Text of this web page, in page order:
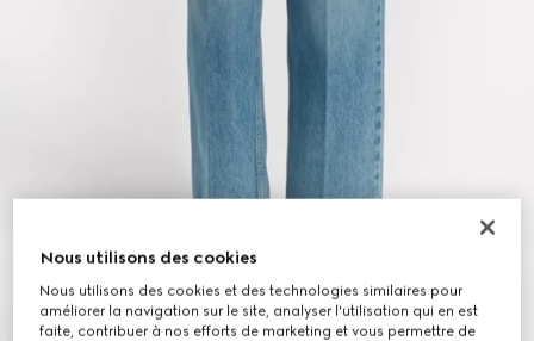
7
Nous utilisons des cookies
Nous utilisons des cookies et des technologies similaires pour
améliorer la navigation sur le site, analyser l'utilisation qui en est
faite, contribuer à nos efforts de marketing et vous permettre de